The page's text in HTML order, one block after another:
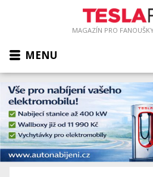
MAGAZÍN PRO
MENU